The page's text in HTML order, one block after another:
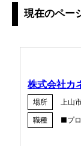
現在のペー
株式会社カ
場所
上山
職種
■プ